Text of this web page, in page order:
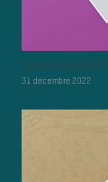
Club Entreprise IUT
31 décembre 2022